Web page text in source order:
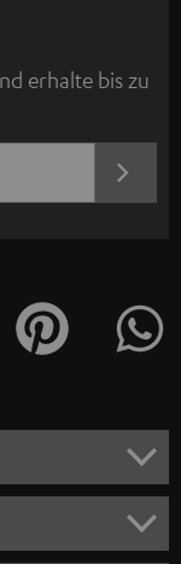
erhalte bis zu
JETZT